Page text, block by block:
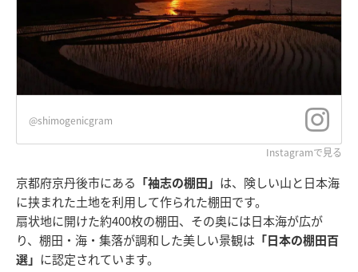
@shimogenicgram
Instagramで見る
京都府京丹後市にある 「袖志の棚田」 は、険しい山と日本海
に挟まれた土地を利用して作られた棚田です。
扇状地に開けた約400枚の棚田、その奥には日本海が広が
り、棚田・海・集落が調和した美しい景観は 「日本の棚田百
選」 に認定されています。